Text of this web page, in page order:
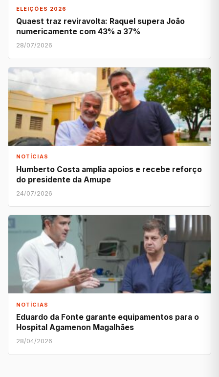
ELEIÇÕES 2026
Quaest traz reviravolta: Raquel supera João
numericamente com 43% a 37%
28/07/2026
NOTÍCIAS
Humberto Costa amplia apoios e recebe reforço
do presidente da Amupe
24/07/2026
NOTÍCIAS
Eduardo da Fonte garante equipamentos para o
Hospital Agamenon Magalhães
28/04/2026